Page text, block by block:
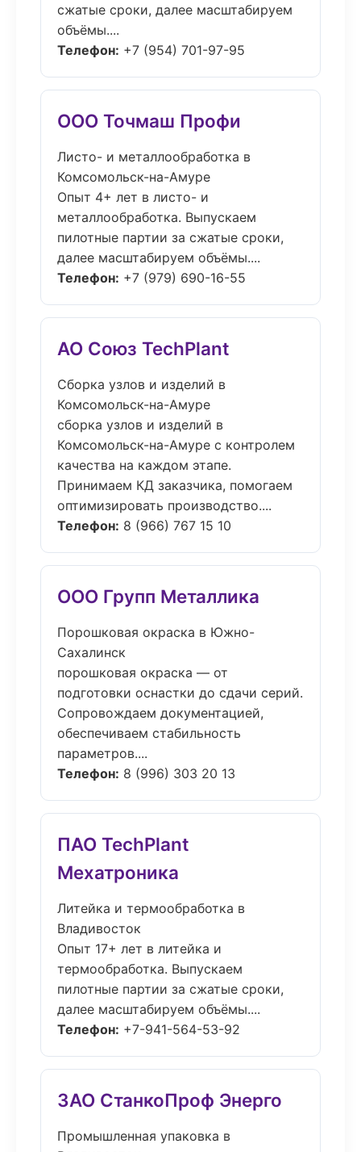
сжатые сроки, далее масштабируем
объёмы....
Телефон: +7 (954) 701-97-95
ООО Точмаш Профи
Листо- и металлообработка в
Комсомольск-на-Амуре
Опыт 4+ лет в листо- и
металлообработка. Выпускаем
пилотные партии за сжатые сроки,
далее масштабируем объёмы....
Телефон: +7 (979) 690-16-55
АО Союз TechPlant
Сборка узлов и изделий в
Комсомольск-на-Амуре
сборка узлов и изделий в
Комсомольск-на-Амуре с контролем
качества на каждом этапе.
Принимаем КД заказчика, помогаем
оптимизировать производство....
Телефон: 8 (966) 767 15 10
ООО Групп Металлика
Порошковая окраска в Южно-
Сахалинск
порошковая окраска — от
подготовки оснастки до сдачи серий.
Сопровождаем документацией,
обеспечиваем стабильность
параметров....
Телефон: 8 (996) 303 20 13
ПАО TechPlant
Мехатроника
Литейка и термообработка в
Владивосток
Опыт 17+ лет в литейка и
термообработка. Выпускаем
пилотные партии за сжатые сроки,
далее масштабируем объёмы....
Телефон: +7-941-564-53-92
ЗАО СтанкоПроф Энерго
Промышленная упаковка в